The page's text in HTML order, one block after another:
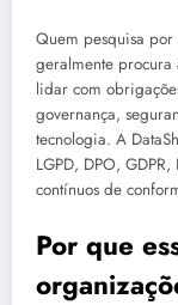
Quem pesquisa por
geralmente
lidar com
governança,
tecnologia. A
LGPD, DPO,
contínuos de
Por que